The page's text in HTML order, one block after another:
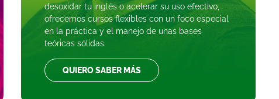
desoxidar tu inglés o acelerar su uso efectivo,
ofrecemos cursos flexibles con un foco especial
en la práctica y el manejo de unas bases
teóricas sólidas.
QUIERO SABER MÁS